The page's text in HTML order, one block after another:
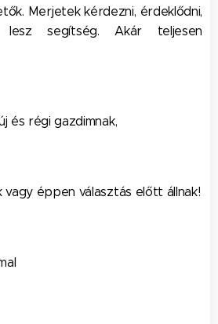
Merjetek kérdezni, érdeklődni,
segítség. Akár teljesen
és régi gazdimnak,
vagy éppen választás előtt állnak!